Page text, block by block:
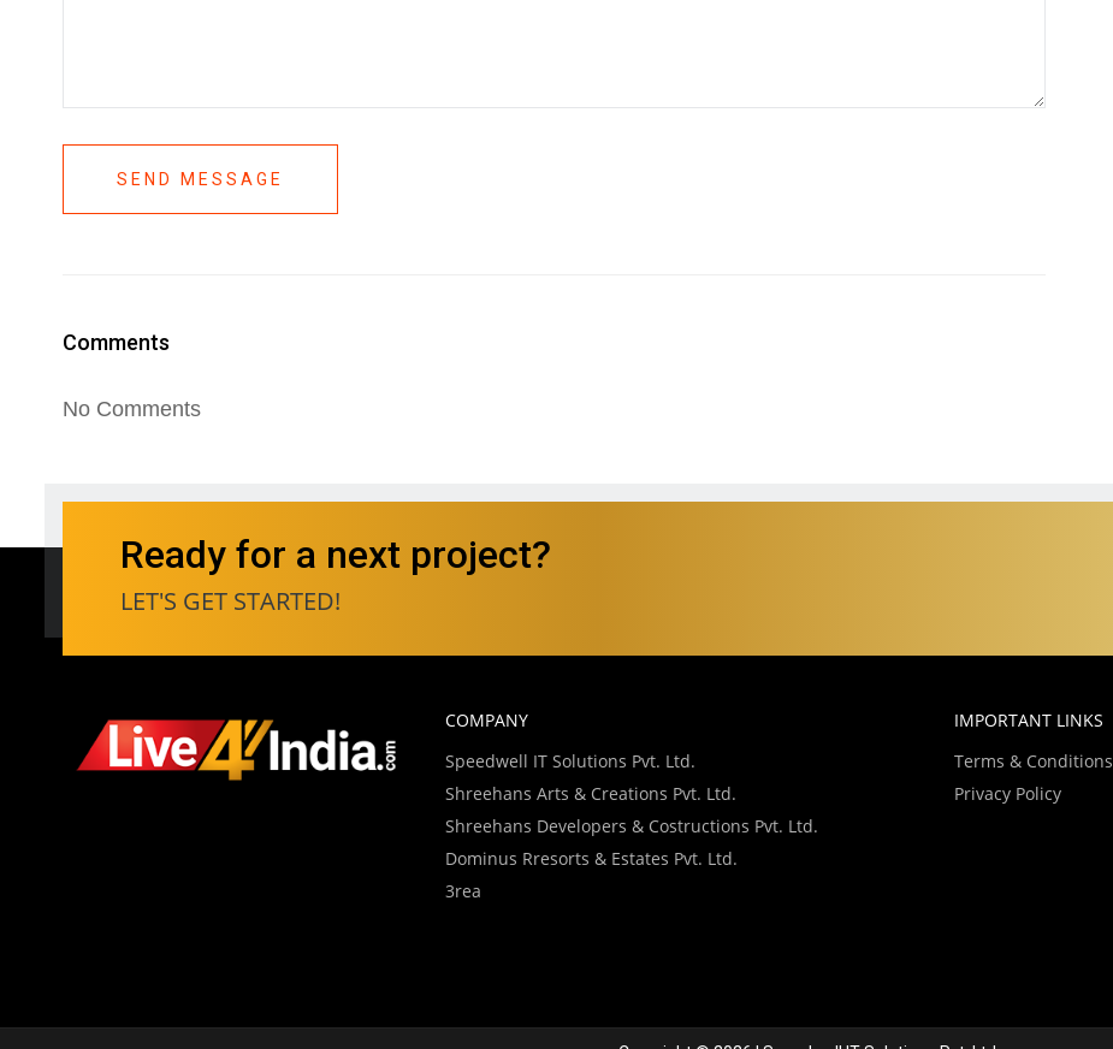
SEND MESSAGE
Comments
No Comments
Ready for a next project?
LET'S GET STARTED!
COMPANY
Speedwell IT Solutions Pvt. Ltd.
Shreehans Arts & Creations Pvt. Ltd.
Shreehans Developers & Costructions Pvt. Ltd.
Dominus Rresorts & Estates Pvt. Ltd.
3rea
IMPORTANT LINKS
Terms & Conditions
Privacy Policy